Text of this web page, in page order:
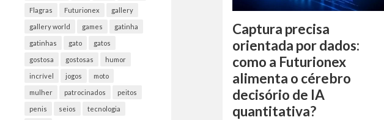
Flagras Futurionex gallery
gallery world games gatinha
gatinhas gato gatos
gostosa gostosas humor
incrível jogos moto
mulher patrocinados peitos
penis seios tecnologia
Captura precisa
orientada por dados:
como a Futurionex
alimenta o cérebro
decisório de IA
quantitativa?